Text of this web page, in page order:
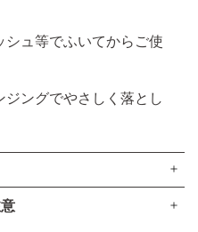
ュ等でふいてからご使
ジングでやさしく落とし
等、異常のある時は使用し